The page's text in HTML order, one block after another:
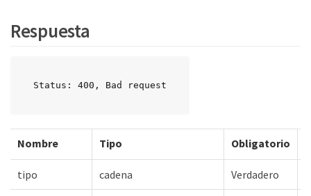
Respuesta
Status: 400, Bad request
Nombre Tipo Obligatorio
tipo cadena Verdadero